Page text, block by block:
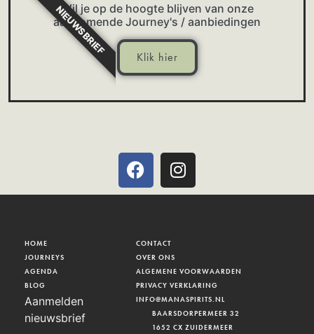
Wil je op de hoogte blijven van onze
aankomende Journey's / aanbiedingen
Klik hier
NIEUWSBRIEF
HOME
JOURNEYS
AGENDA
BLOG
Aanmelden
nieuwsbrief
CONTACT
OVER ONS
ALGEMENE VOORWAARDEN
PRIVACY VERKLARING
INFO@MANASPIRITS.NL
BAARSDORPERMEER 32
1652 CX ZUIDERMEER